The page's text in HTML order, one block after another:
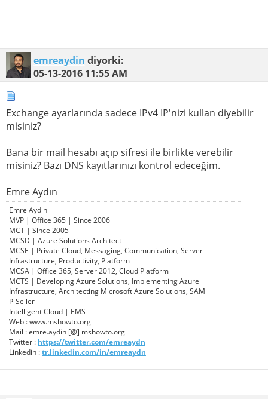
emreaydin diyorki:
05-13-2016 11:55 AM
Exchange ayarlarında sadece IPv4 IP'nizi kullan diyebilir
misiniz?
Bana bir mail hesabı açıp sifresi ile birlikte verebilir
misiniz? Bazı DNS kayıtlarınızı kontrol edeceğim.
Emre Aydın
Emre Aydın
MVP | Office 365 | Since 2006
MCT | Since 2005
MCSD | Azure Solutions Architect
MCSE | Private Cloud, Messaging, Communication, Server
Infrastructure, Productivity, Platform
MCSA | Office 365, Server 2012, Cloud Platform
MCTS | Developing Azure Solutions, Implementing Azure
Infrastructure, Architecting Microsoft Azure Solutions, SAM
P-Seller
Intelligent Cloud | EMS
Web : www.mshowto.org
Mail : emre.aydin [@] mshowto.org
Twitter : https://twitter.com/emreaydn
Linkedin :tr.linkedin.com/in/emreaydn